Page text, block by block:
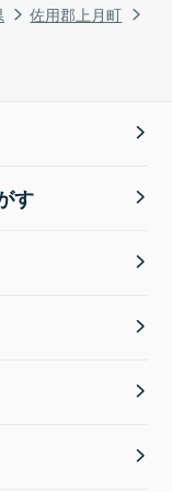
佐用郡上月町
す